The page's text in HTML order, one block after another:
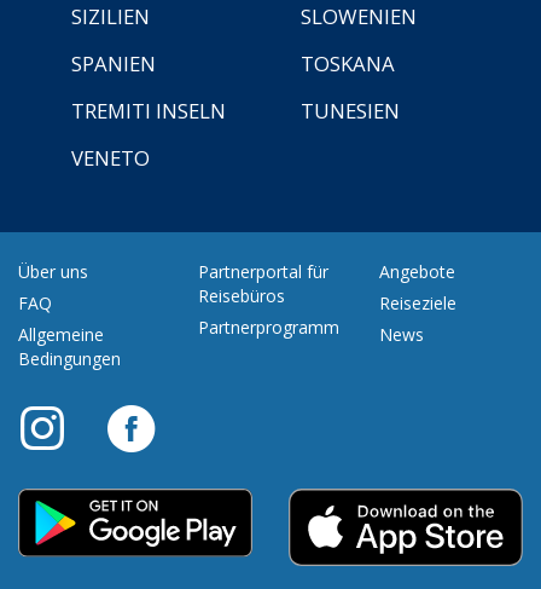
SIZILIEN
SLOWENIEN
SPANIEN
TOSKANA
TREMITI INSELN
TUNESIEN
VENETO
Über uns
FAQ
Allgemeine
Bedingungen
Partnerportal für
Reisebüros
Partnerprogramm
Angebote
Reiseziele
News